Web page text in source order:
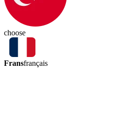
choose
Fransfrançais